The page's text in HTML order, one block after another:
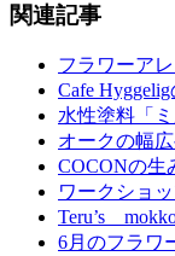
関連記事
フラワーア
Cafe
水性塗料「
オークの幅
COCONの生
ワークショ
Teru’s
6月のフラワ